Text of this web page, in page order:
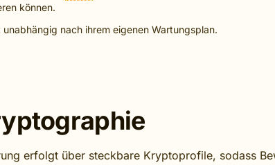
können.
nach ihrem eigenen Wartungsplan.
erfolgt über steckbare Kryptoprofile, sodass